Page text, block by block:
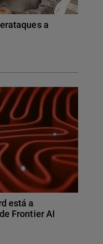
a
está a
Frontier AI